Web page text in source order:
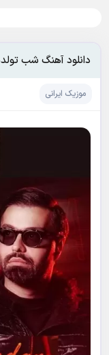
دانلود آهنگ شب
موزیک ایرانی